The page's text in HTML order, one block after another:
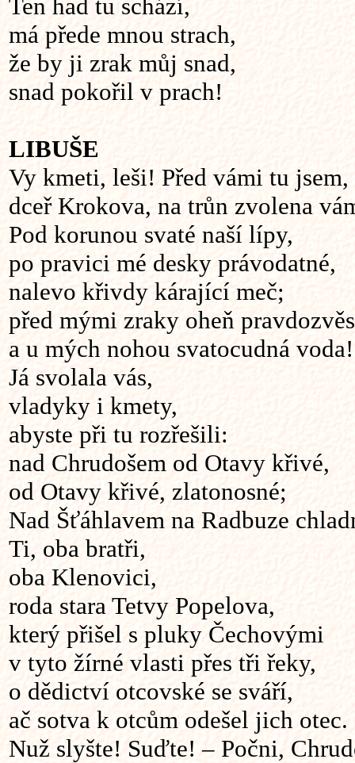
Ten had tu schází,
má přede mnou strach,
že by ji zrak můj snad,
snad pokořil v prach!
LIBUŠE
Vy kmeti, leši! Před vámi tu jsem,
dceř Krokova, na trůn zvolena
Pod korunou svaté naší lípy,
po pravici mé desky právodatné,
nalevo křivdy kárající meč;
před mými zraky oheň
a u mých nohou svatocudná voda!
Já svolala vás,
vladyky i kmety,
abyste při tu rozřešili:
nad Chrudošem od Otavy křivé,
od Otavy křivé, zlatonosné;
Nad Šťáhlavem na Radbuze
Ti, oba bratři,
oba Klenovici,
roda stara Tetvy Popelova,
který přišel s pluky Čechovými
v tyto žírné vlasti přes tři řeky,
o dědictví otcovské se sváří,
ač sotva k otcům odešel jich otec.
Nuž slyšte! Suďte! – Počni,